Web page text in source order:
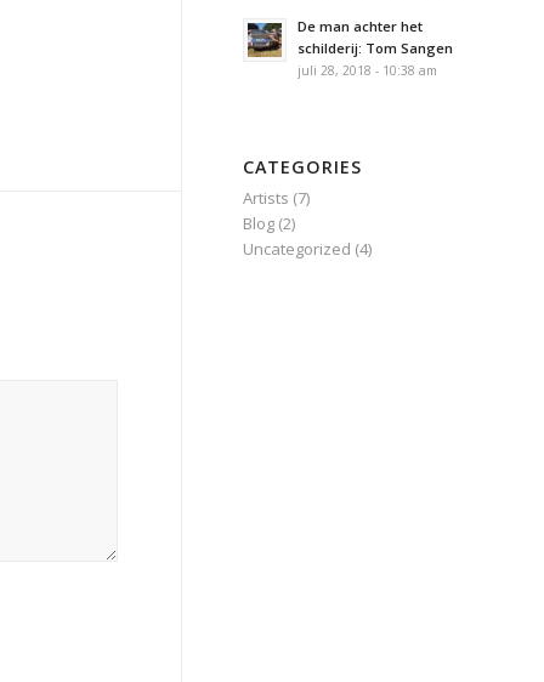
De man achter het
schilderij: Tom Sangen
juli 28, 2018 - 10:38 am
CATEGORIES
Artists (7)
Blog (2)
Uncategorized (4)